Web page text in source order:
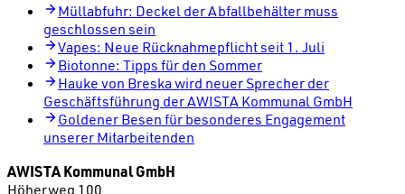
Müllabfuhr: Deckel der Abfallbehälter muss
geschlossen sein
Vapes: Neue Rücknahmepflicht seit 1. Juli
Biotonne: Tipps für den Sommer
Hauke von Breska wird neuer Sprecher der
Geschäftsführung der AWISTA Kommunal GmbH
Goldener Besen für besonderes Engagement
unserer Mitarbeitenden
AWISTA Kommunal GmbH
Höherweg 100